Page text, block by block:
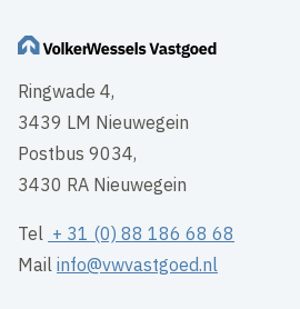
Ringwade 4,
3439 LM Nieuwegein
Postbus 9034,
3430 RA Nieuwegein
Tel + 31 (0) 88 186 68 68
Mailinfo@vwvastgoed.nl